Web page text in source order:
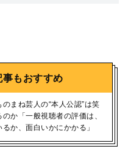
事もおすすめ
のまね芸人の“本人公認”は笑
か「一般視聴者の評価は、
か、面白いかにかかる」